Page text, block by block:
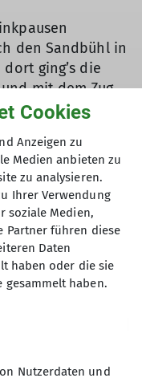
den Sandbühl in
ging’s die
mit dem Zug
für die
der Wanderung.
und zufrieden
Cookies
Anzeigen zu
Medien anbieten zu
zu analysieren.
Ihrer Verwendung
soziale Medien,
Partner führen diese
Daten
haben oder die sie
gesammelt haben.
Nutzerdaten und